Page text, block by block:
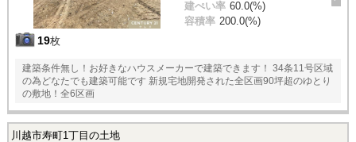
19枚
建ぺい率 60.0(%)
容積率 200.0(%)
建築条件無し！お好きなハウスメーカーで建築できます！ 34条11号区域
の為どなたでも建築可能です 新規宅地開発された全区画90坪超のゆとり
の敷地！全6区画
川越市寿町1丁目の土地